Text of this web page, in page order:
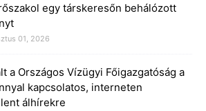
egy társkeresőn behálózott
01, 2026
a Országos Vízügyi Főigazgatóság a
kapcsolatos, interneten
álhírekre